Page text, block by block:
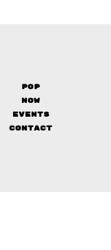
Pop
Now
Events
Contact